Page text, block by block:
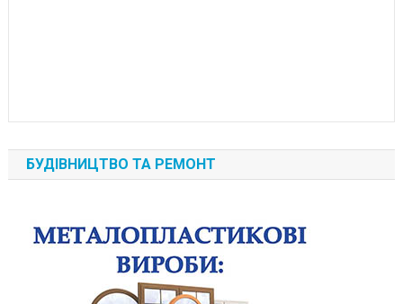
БУДІВНИЦТВО ТА РЕМОНТ